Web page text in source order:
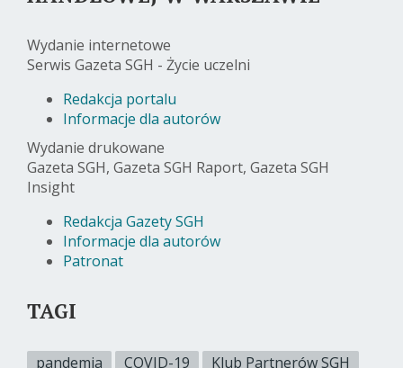
Wydanie internetowe
Serwis Gazeta SGH - Życie uczelni
Redakcja portalu
Informacje dla autorów
Wydanie drukowane
Gazeta SGH, Gazeta SGH Raport, Gazeta SGH
Insight
Redakcja Gazety SGH
Informacje dla autorów
Patronat
TAGI
pandemia COVID-19
Klub Partnerów SGH